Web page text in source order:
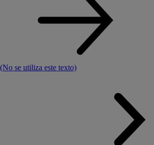
(No se utiliza este texto)